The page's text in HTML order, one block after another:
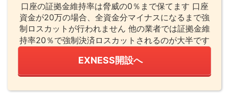
口座の証拠金維持率は脅威の0％まで保てます 口座
資金が20万の場合、全資金分マイナスになるまで強
制ロスカットが行われません 他の業者では証拠金維
持率20％で強制決済ロスカットされるのが大半です
EXNESS開設へ